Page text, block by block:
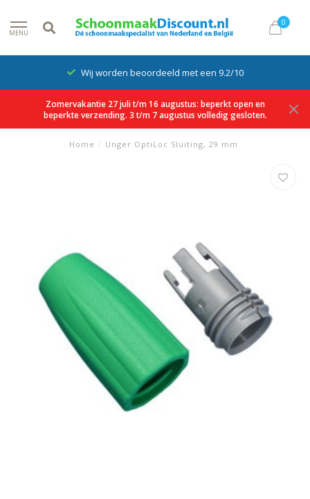
MENU
0
Wij worden beoordeeld met een 9.2/10
Zomervakantie 27 juli t/m 16 augustus: beperkt open en
beperkte verzending. 3 t/m 7 augustus volledig gesloten.
Home / Unger OptiLoc Sluiting, 29 mm